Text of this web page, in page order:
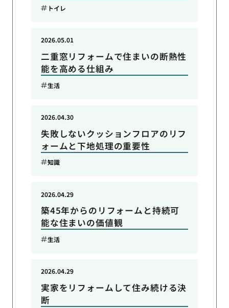
トイレ
二重窓リフォームで住まいの断熱性
能を高める仕組み
2026.05.01
生活
失敗しないクッションフロアのリフ
ォームと下地処理の重要性
2026.04.30
知識
築45年からのリフォームと持続可
能な住まいの価値観
2026.04.29
生活
実家をリフォームして住み続ける決
断
2026.04.29